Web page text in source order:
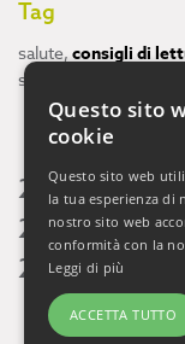
Tag
salute, consigli di
scienza
2026 2025
2020 2019
2014 2013
Questo sito
cookie
Questo sito web
la tua esperienza di
nostro sito web
conformità con la
Leggi di più
ACCETTA TUTTO